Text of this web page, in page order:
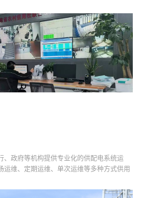
、政府等机构提供专业化的供配电系统运
运维、定期运维、单次运维等多种方式供用